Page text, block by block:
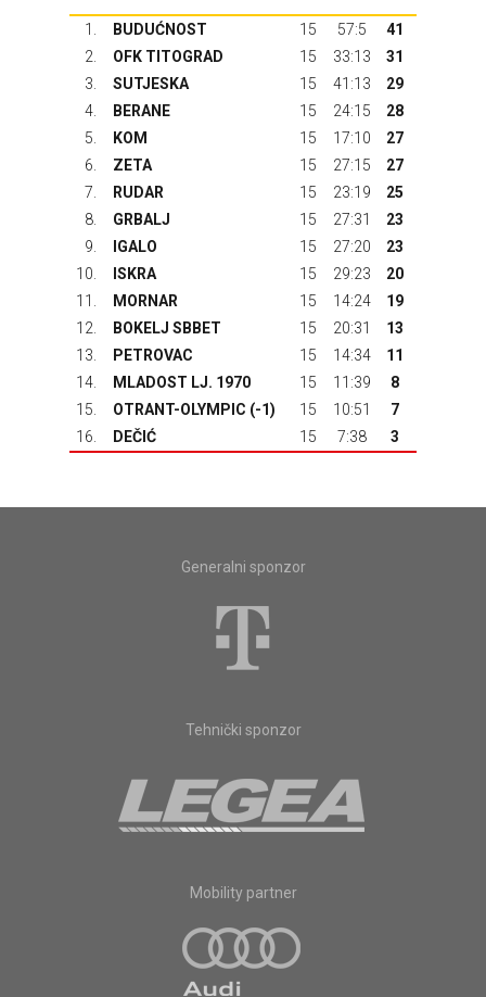
1. BUDUĆNOST 15 57:5
41
2.
OFK TITOGRAD 15 33:13
31
3.
SUTJESKA 15 41:13
29
4.
BERANE 15 24:15
28
5.
KOM 15 17:10
27
6.
ZETA 15 27:15
27
7.
RUDAR 15 23:19
25
8.
GRBALJ 15 27:31
23
9.
IGALO 15 27:20
23
10.
ISKRA 15 29:23
20
11.
MORNAR 15 14:24
19
12.
BOKELJ SBBET 15 20:31
13
13.
PETROVAC 15 14:34
11
14.
MLADOST LJ. 1970 15 11:39
8
15.
OTRANT-OLYMPIC (-1) 15 10:51
7
16.
DEČIĆ 15 7:38 3
Generalni sponzor
Tehnički sponzor
Mobility partner